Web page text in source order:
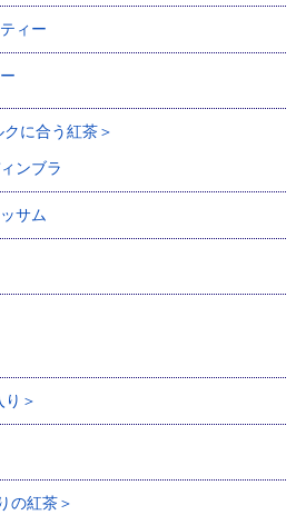
ィー
に合う紅茶＞
ンブラ
サム
＞
の紅茶＞